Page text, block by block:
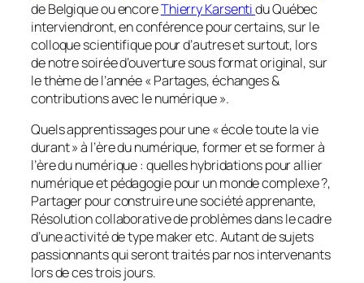
de Belgique ou encoreThierry Karsentidu Québec
interviendront, en conférence pour certains, sur le
colloque scientifique pour d’autres et surtout, lors
de notre soirée d’ouverture sous format original, sur
le thème de l’année «Partages, échanges &
contributions avec le numérique».
Quels apprentissages pour une « école toute la vie
durant » à l’ère du numérique, former et se former à
l’ère du numérique : quelles hybridations pour allier
numérique et pédagogie pour un monde complexe ?,
Partager pour construire une société apprenante,
Résolution collaborative de problèmes dans le cadre
d’une activité de type maker etc. Autant de sujets
passionnants qui seront traités par nos intervenants
lors de ces trois jours.